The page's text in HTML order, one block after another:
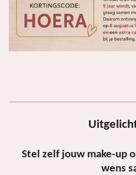
Stel zelf jouw make-up
wens